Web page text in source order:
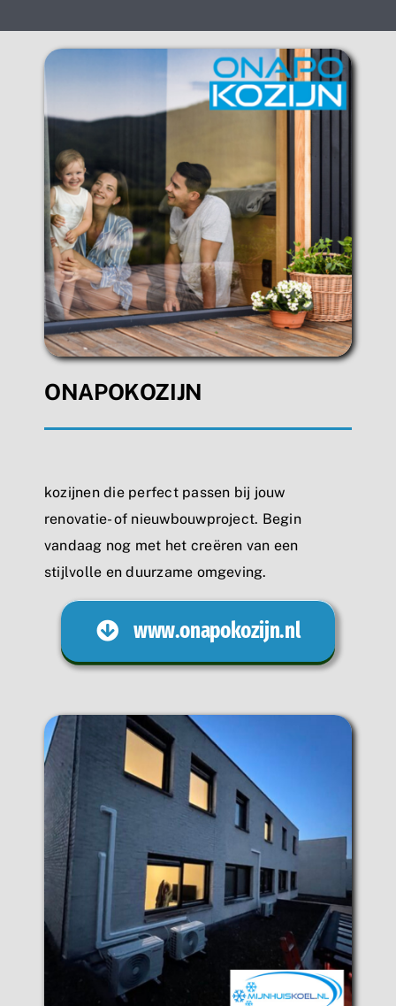
ONAPOKOZIJN
kozijnen die perfect passen bij jouw
renovatie- of nieuwbouwproject. Begin
vandaag nog met het creëren van een
stijlvolle en duurzame omgeving.
www.onapokozijn.nl